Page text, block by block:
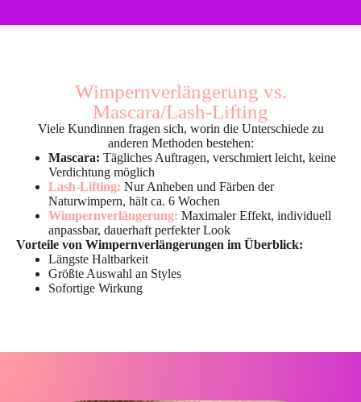
Wimpernverlängerung vs.
Mascara/Lash-Lifting
Viele Kundinnen fragen sich, worin die Unterschiede zu
anderen Methoden bestehen:
Mascara: Tägliches Auftragen, verschmiert leicht, keine
Verdichtung möglich
Lash-Lifting: Nur Anheben und Färben der
Naturwimpern, hält ca. 6 Wochen
Wimpernverlängerung: Maximaler Effekt, individuell
anpassbar, dauerhaft perfekter Look
Vorteile von Wimpernverlängerungen im Überblick:
Längste Haltbarkeit
Größte Auswahl an Styles
Sofortige Wirkung